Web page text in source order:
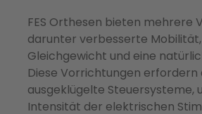
FES Orthesen bieten mehrere
darunter verbesserte
Gleichgewicht und eine
Diese Vorrichtungen erfordern
ausgeklügelte Steuersysteme,
Intensität der elektrischen